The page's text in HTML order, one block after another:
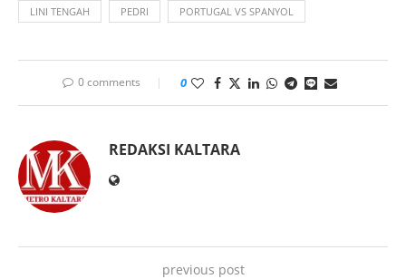
LINI TENGAH PEDRI PORTUGAL VS SPANYOL
0 comments 0
REDAKSI KALTARA
previous post